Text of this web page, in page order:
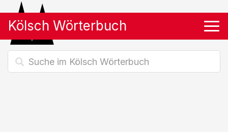
Kölsch Wörterbuch